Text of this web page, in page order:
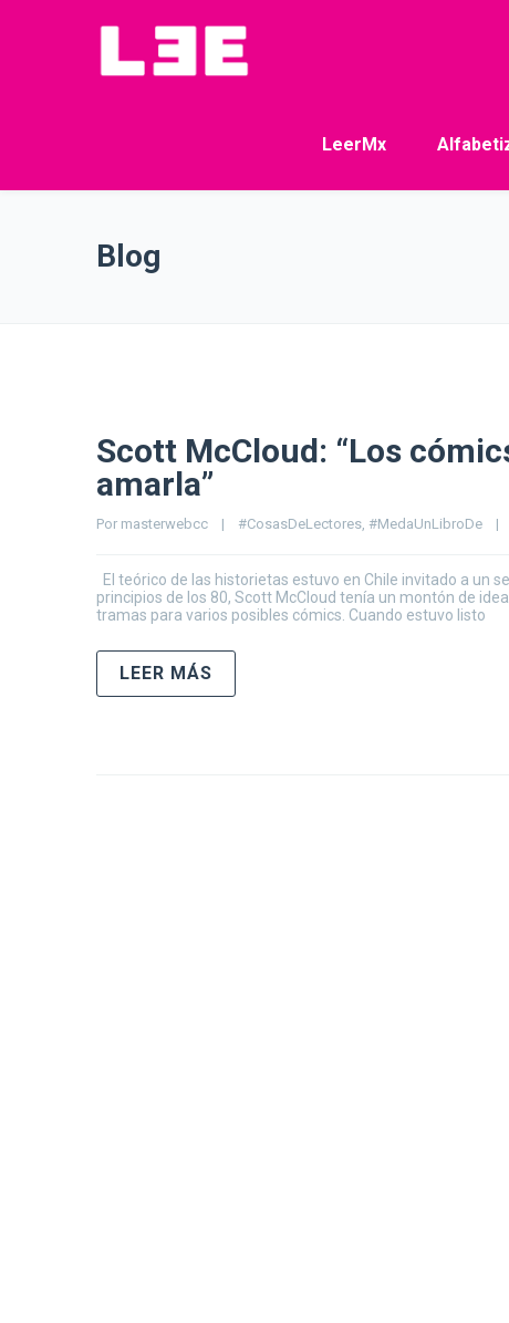
LeerMx
Blog
Scott McCloud: “Los
amarla”
Por masterwebcc | #CosasDeLectores, #MedaUnLibroDe |
El teórico de las historietas estuvo en Chile invitado a un
principios de los 80, Scott McCloud tenía un montón de
tramas para varios posibles cómics. Cuando estuvo listo
LEER MÁS